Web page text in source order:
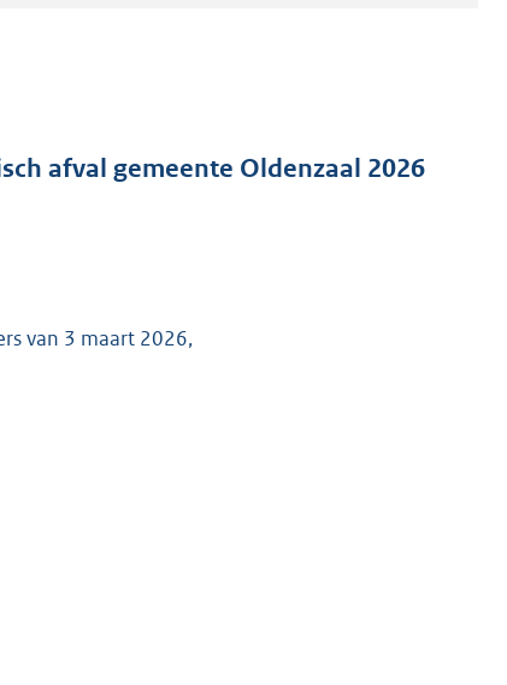
afval gemeente Oldenzaal 2026
van 3 maart 2026,